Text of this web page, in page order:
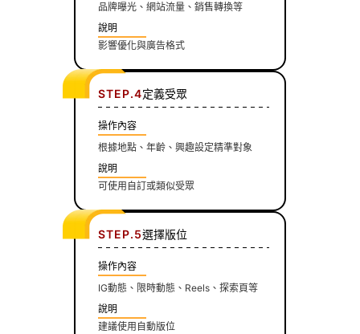
品牌曝光、網站流量、銷售轉換等
說明
影響優化與廣告格式
STEP.4定義受眾
操作內容
根據地點、年齡、興趣設定精準對象
說明
可使用自訂或類似受眾
STEP.5選擇版位
操作內容
IG動態、限時動態、Reels、探索頁等
說明
建議使用自動版位